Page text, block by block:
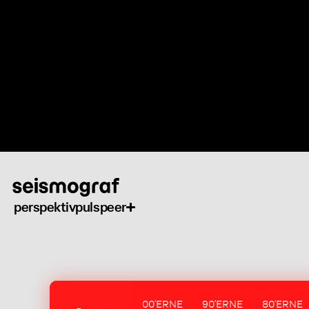
perspektivpulspeer
00'ERNE 90'ERNE 80'ERNE